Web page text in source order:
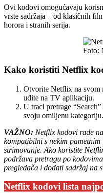
Ovi kodovi omogućavaju
vrste sadržaja – od klasičnih
horora i stranih serija.
Foto:
Kako koristiti Netflix
Otvorite Netflix na svom
uđite na TV aplikaciju.
U traci pretrage
svoju omiljenu kategoriju.
VAŽNO: Netflix kodovi rade
kompatibilni s nekim
strimovanje. Ako koristite
podržava pretragu po
pregledača i dodati sadržaj na
Netflix kodovi lista